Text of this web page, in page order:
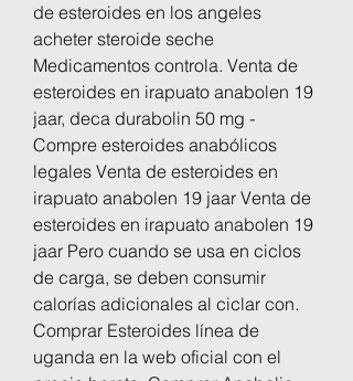
de esteroides en los angeles
acheter steroide seche
Medicamentos controla. Venta de
esteroides en irapuato anabolen 19
jaar, deca durabolin 50 mg -
Compre esteroides anabólicos
legales Venta de esteroides en
irapuato anabolen 19 jaar Venta de
esteroides en irapuato anabolen 19
jaar Pero cuando se usa en ciclos
de carga, se deben consumir
calorías adicionales al ciclar con.
Comprar Esteroides línea de
uganda en la web oficial con el